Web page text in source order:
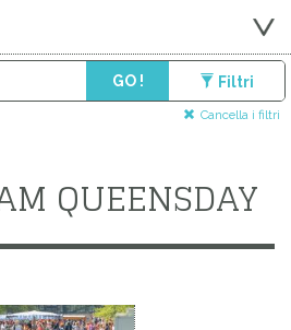
GO ! Filtri
Cancella i filtri
QUEENSDAY